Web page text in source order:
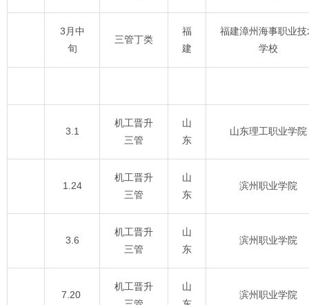
3月中
旬
三管丁类
福
建
福建漳州海事职业技
学校
3.1
机工晋升
三管
山
东
山东理工职业学院
1.24
机工晋升
三管
山
东
滨州职业学院
3.6
机工晋升
三管
山
东
滨州职业学院
7.20
机工晋升
山
滨州职业学院